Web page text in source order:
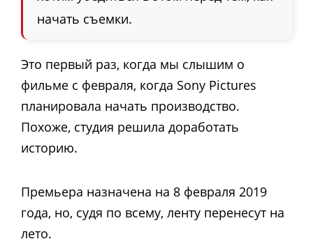
начать съемки.
Это первый раз, когда мы слышим о
фильме с февраля, когда Sony Pictures
планировала начать производство.
Похоже, студия решила доработать
историю.
Премьера назначена на 8 февраля 2019
года, но, судя по всему, ленту перенесут на
лето.